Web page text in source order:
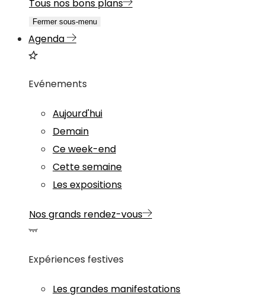
Tous nos bons plans
Fermer sous-menu
Agenda
Evénements
Aujourd'hui
Demain
Ce week-end
Cette semaine
Les expositions
Nos grands rendez-vous
Expériences festives
Les grandes manifestations